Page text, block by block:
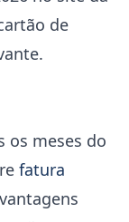
de
os meses do
fatura